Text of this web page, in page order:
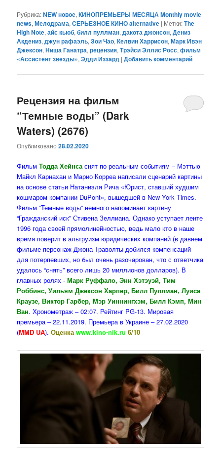
Рубрика:NEW новое,КИНОПРЕМЬЕРЫ МЕСЯЦА Monthly movie
news,Мелодрама,СЕРЬЕЗНОЕ КИНО alternative | Метки:The
High Note,айс кьюб,билл пуллман,дакота джонсон,Дениз
Акдениз,джун рафаэль,Зои Чао,Келвин Харрисон,Марк Ивэн
Джексон,Ниша Ганатра,рецензия,Трэйси Эллис Росс,фильм
«Ассистент звезды»,Эдди Иззард |Добавить комментарий
Рецензия на фильм
“Темные воды” (Dark
Waters) (2676)
Опубликовано28.02.2020
ФильмТодда Хейнса снят по реальным событиям – Мэттью
Майкл Карнахан и Марио Корреа написали сценарий картины
на основе статьи Натаниэля Рича «Юрист, ставший худшим
кошмаром компании DuPont», вышедшей в New York Times.
Фильм “Темные воды” немного напоминает картину
“Гражданский иск” Стивена Зеллиана. Однако уступает ленте
1996 года своей прямолинейностью, ведь мало кто в наше
время поверит в альтруизм юридических компаний (в давнем
фильме персонаж Джона Траволты добился компенсаций
для потерпевших, но был очень разочарован, что с ответчика
удалось “снять” всего лишь 20 миллионов долларов). В
главных ролях - Марк Руффало, Энн Хэтэуэй, Тим
Роббинс, Уильям Джексон Харпер, Билл Пуллман, Луиса
Краузе, Виктор Гарбер, Мэр Уиннингхэм, Билл Кэмп, Мин
Ван. Хронометраж – 02:07. Рейтинг PG-13. Мировая
премьера – 22.11.2019. Премьера в Украине – 27.02.2020
(MMD UA).Оценкаwww.kino-nik.ru 6/10